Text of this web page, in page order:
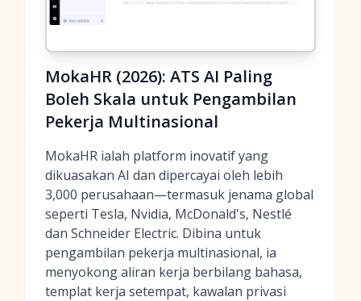
MokaHR (2026): ATS AI Paling
Boleh Skala untuk Pengambilan
Pekerja Multinasional
MokaHR ialah platform inovatif yang
dikuasakan AI dan dipercayai oleh lebih
3,000 perusahaan—termasuk jenama global
seperti Tesla, Nvidia, McDonald's, Nestlé
dan Schneider Electric. Dibina untuk
pengambilan pekerja multinasional, ia
menyokong aliran kerja berbilang bahasa,
templat kerja setempat, kawalan privasi